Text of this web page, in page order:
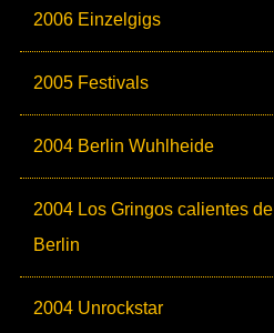
2006 Einzelgigs
2005 Festivals
2004 Berlin Wuhlheide
2004 Los Gringos calientes de
Berlin
2004 Unrockstar